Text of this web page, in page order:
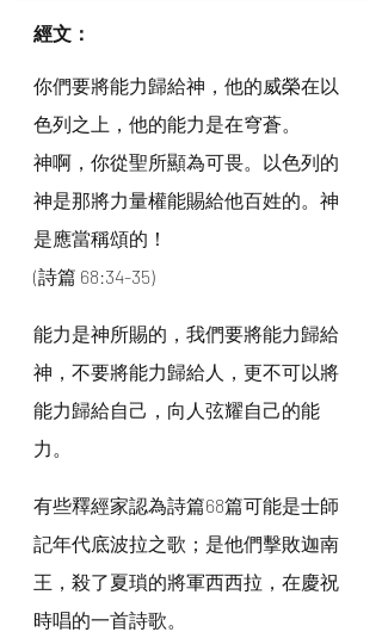
經文：
你們要將能力歸給神，他的威榮在以
色列之上，他的能力是在穹蒼。
神啊，你從聖所顯為可畏。以色列的
神是那將力量權能賜給他百姓的。神
是應當稱頌的！
(詩篇 68:34-35)
能力是神所賜的，我們要將能力歸給
神，不要將能力歸給人，更不可以將
能力歸給自己，向人弦耀自己的能
力。
有些釋經家認為詩篇68篇可能是士師
記年代底波拉之歌；是他們擊敗迦南
王，殺了夏瑣的將軍西西拉，在慶祝
時唱的一首詩歌。